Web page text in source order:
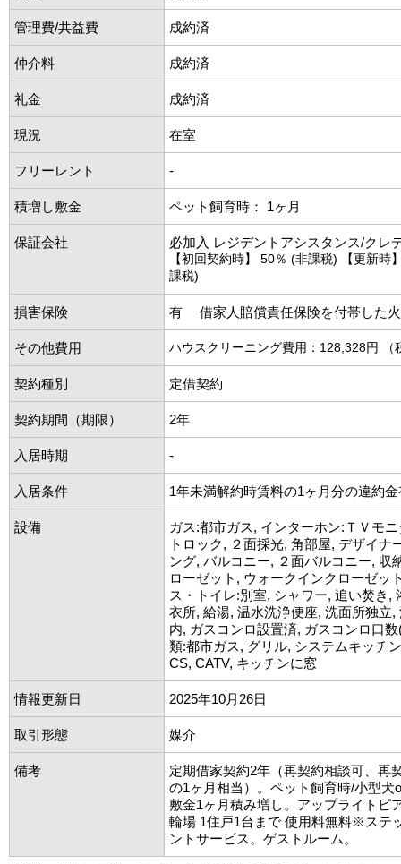
管理費/共益費 成約済
仲介料 成約済
礼金 成約済
現況 在室
フリーレント -
積増し敷金 ペット飼育時： 1ヶ月
保証会社 必加入 レジデントアシスタンス/クレ
【初回契約時】 50％ (非課税) 【更新時
課税)
損害保険 有 借家人賠償責任保険を付帯した
その他費用 ハウスクリーニング費用：128,328円 （
契約種別 定借契約
契約期間（期限） 2年
入居時期 -
入居条件 1年未満解約時賃料の1ヶ月分の違約
設備
ガス:都市ガス, インターホン:ＴＶモ
トロック, ２面採光, 角部屋, デザイナ
ング, バルコニー, ２面バルコニー, 収
ローゼット, ウォークインクローゼッ
ス・トイレ:別室, シャワー, 追い焚き,
衣所, 給湯, 温水洗浄便座, 洗面所独立,
内, ガスコンロ設置済, ガスコンロ口
類:都市ガス, グリル, システムキッチ
CS, CATV, キッチンに窓
情報更新日 2025年10月26日
取引形態 媒介
備考
定期借家契約2年（再契約相談可、再
の1ヶ月相当）。ペット飼育時/小型犬
敷金1ヶ月積み増し。アップライトピ
輪場 1住戸1台まで 使用料無料※ステ
ントサービス。ゲストルーム。